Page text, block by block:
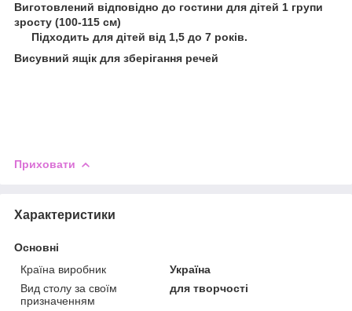
Виготовлений відповідно до гостини для дітей 1 групи
зросту (100-115 см)
⠀ Підходить для дітей від 1,5 до 7 років.
Висувний ящік для зберігання речей
Приховати
Характеристики
Основні
Країна виробник
Україна
Вид столу за своїм
призначенням
для творчості